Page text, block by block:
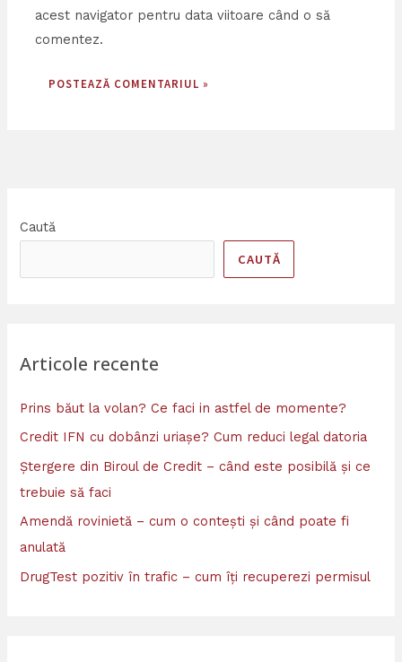
acest navigator pentru data viitoare când o să
comentez.
Caută
CAUTĂ
Articole recente
Prins băut la volan? Ce faci in astfel de momente?
Credit IFN cu dobânzi uriașe? Cum reduci legal datoria
Ștergere din Biroul de Credit – când este posibilă și ce
trebuie să faci
Amendă rovinietă – cum o contești și când poate fi
anulată
DrugTest pozitiv în trafic – cum îți recuperezi permisul